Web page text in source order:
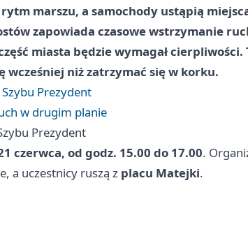
marszu, a samochody ustąpią
zapowiada czasowe wstrzymanie
miasta będzie wymagał cierpliwości.
niż zatrzymać się w korku.
Prezydent
w drugim planie
Prezydent
czerwca, od godz. 15.00 do 17.00.
a uczestnicy ruszą z placu Matejki.